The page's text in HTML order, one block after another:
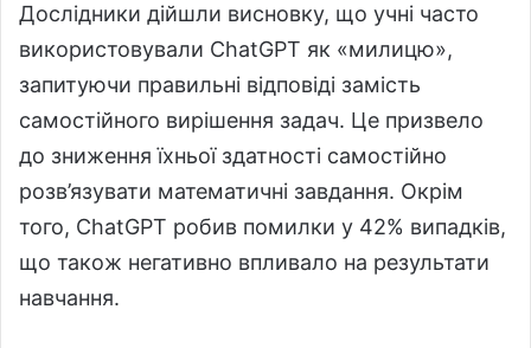
Дослідники дійшли висновку, що учні часто
використовували ChatGPT як «милицю»,
запитуючи правильні відповіді замість
самостійного вирішення задач. Це призвело
до зниження їхньої здатності самостійно
розв’язувати математичні завдання. Окрім
того, ChatGPT робив помилки у 42% випадків,
що також негативно впливало на результати
навчання.